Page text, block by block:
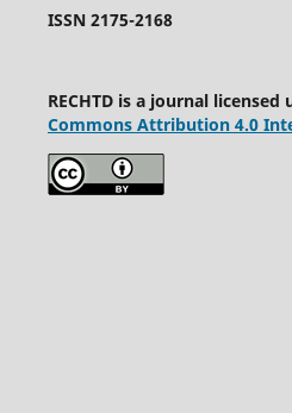
ISSN 2175-2168
RECHTD is a journal licensed
Commons Attribution 4.0